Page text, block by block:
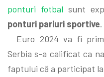
ponturi fotbal sunt
ponturi pariuri sportive.
Euro 2024 va fi
Serbia s-a calificat ca
faptului că a participat